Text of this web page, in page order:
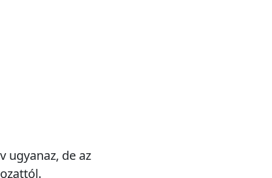
ugyanaz, de az